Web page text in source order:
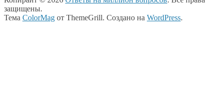
защищены.
Тема ColorMag от ThemeGrill. Создано на WordPress.